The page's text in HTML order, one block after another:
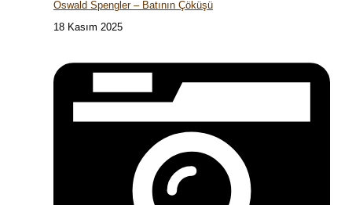
Oswald Spengler – Batının Çöküşü
18 Kasım 2025